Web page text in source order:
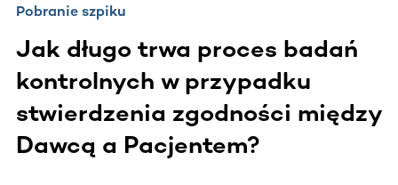
Pobranie szpiku
Jak długo trwa proces badań
kontrolnych w przypadku
stwierdzenia zgodności między
Dawcą a Pacjentem?